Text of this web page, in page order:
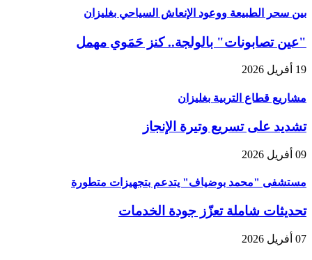
بين سحر الطبيعة ووعود الإنعاش السياحي بغليزان
"عين تصابونات" بالولجة.. كنز حَمَوي مهمل
19 أفريل 2026
مشاريع قطاع التربية بغليزان
تشديد على تسريع وتيرة الإنجاز
09 أفريل 2026
مستشفى "محمد بوضياف" يتدعم بتجهيزات متطورة
تحديثات شاملة تعزّز جودة الخدمات
07 أفريل 2026